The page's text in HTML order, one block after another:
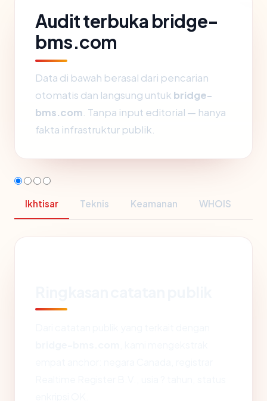
Audit terbuka bridge-
bms.com
Data di bawah berasal dari pencarian
otomatis dan langsung untuk bridge-
bms.com. Tanpa input editorial — hanya
fakta infrastruktur publik.
Ikhtisar Teknis Keamanan WHOIS